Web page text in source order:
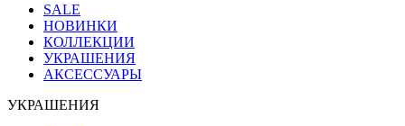
SALE
НОВИНКИ
КОЛЛЕКЦИИ
УКРАШЕНИЯ
АКСЕССУАРЫ
УКРАШЕНИЯ